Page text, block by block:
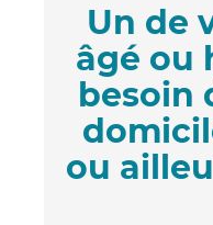
Un de
âgé ou
besoin
ou